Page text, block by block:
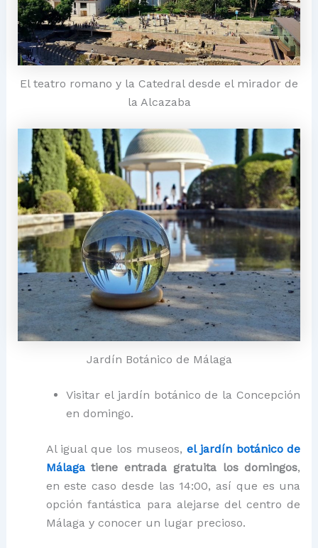
El teatro romano y la Catedral desde el mirador de
la Alcazaba
Jardín Botánico de Málaga
Visitar el jardín botánico de la Concepción
en domingo.
Al igual que los museos, el jardín botánico de
Málagatiene entrada gratuita los domingos,
en este caso desde las 14:00, así que es una
opción fantástica para alejarse del centro de
Málaga y conocer un lugar precioso.